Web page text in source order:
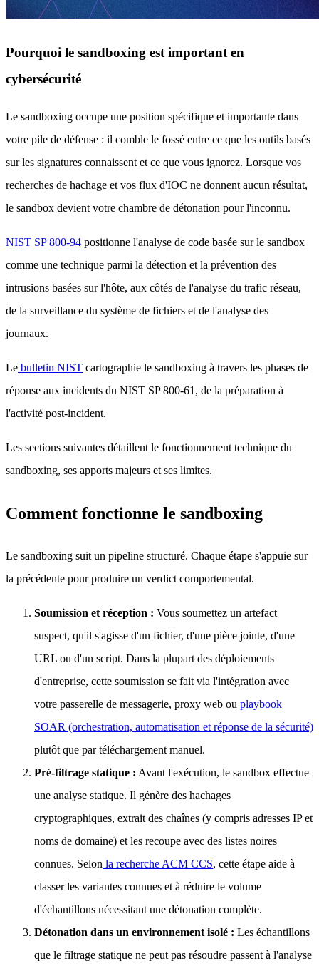
Pourquoi le sandboxing est important en
cybersécurité
Le sandboxing occupe une position spécifique et importante dans
votre pile de défense : il comble le fossé entre ce que les outils basés
sur les signatures connaissent et ce que vous ignorez. Lorsque vos
recherches de hachage et vos flux d'IOC ne donnent aucun résultat,
le sandbox devient votre chambre de détonation pour l'inconnu.
NIST SP 800-94 positionne l'analyse de code basée sur le sandbox
comme une technique parmi la détection et la prévention des
intrusions basées sur l'hôte, aux côtés de l'analyse du trafic réseau,
de la surveillance du système de fichiers et de l'analyse des
journaux.
Le bulletin NIST cartographie le sandboxing à travers les phases de
réponse aux incidents du NIST SP 800-61, de la préparation à
l'activité post-incident.
Les sections suivantes détaillent le fonctionnement technique du
sandboxing, ses apports majeurs et ses limites.
Comment fonctionne le sandboxing
Le sandboxing suit un pipeline structuré. Chaque étape s'appuie sur
la précédente pour produire un verdict comportemental.
Soumission et réception : Vous soumettez un artefact
suspect, qu'il s'agisse d'un fichier, d'une pièce jointe, d'une
URL ou d'un script. Dans la plupart des déploiements
d'entreprise, cette soumission se fait via l'intégration avec
votre passerelle de messagerie, proxy web ou playbook
SOAR (orchestration, automatisation et réponse de la sécurité)
plutôt que par téléchargement manuel.
Pré-filtrage statique : Avant l'exécution, le sandbox effectue
une analyse statique. Il génère des hachages
cryptographiques, extrait des chaînes (y compris adresses IP et
noms de domaine) et les recoupe avec des listes noires
connues. Selon la recherche ACM CCS, cette étape aide à
classer les variantes connues et à réduire le volume
d'échantillons nécessitant une détonation complète.
Détonation dans un environnement isolé : Les échantillons
que le filtrage statique ne peut pas résoudre passent à l'analyse